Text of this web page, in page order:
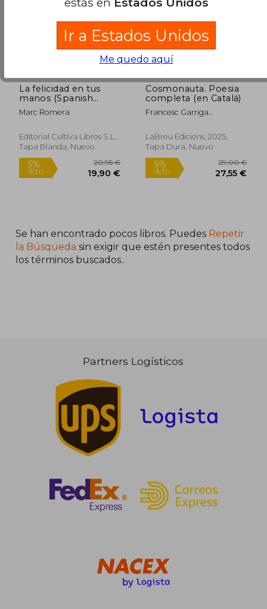
5%
La felicidad en tus
manos (Spanish
Edition)
Marc Romera
Editorial Cultiva Libros S.L.,
Tapa Blanda, Nuevo
20,95 €
Cosmonauta. Poesia
completa (en Catalá)
Francesc Garriga
LaBreu Edicions, 2025,
Tapa Dura, Nuevo
Se han encontrado pocos libros. Puedes Repetir
la Búsqueda sin exigir que estén presentes todos
los términos buscados..
Partners Logísticos
Ir a Estados Unidos
Me quedo aquí